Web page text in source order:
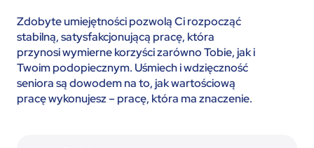
Zdobyte umiejętności pozwolą Ci rozpocząć
stabilną, satysfakcjonującą pracę, która
przynosi wymierne korzyści zarówno Tobie, jak i
Twoim podopiecznym. Uśmiech i wdzięczność
seniora są dowodem na to, jak wartościową
pracę wykonujesz – pracę, która ma znaczenie.